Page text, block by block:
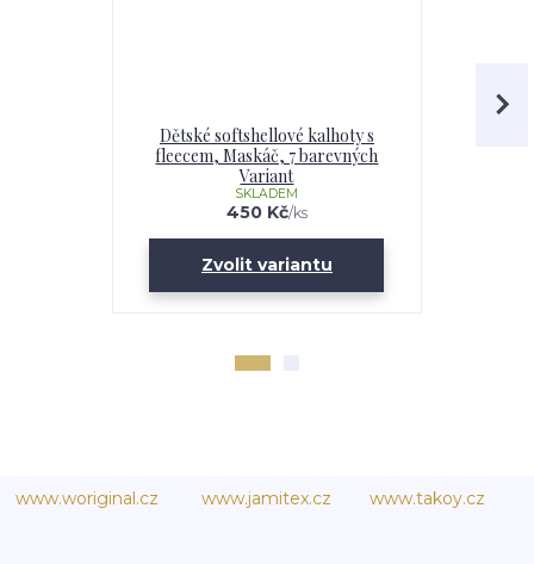
Dětské softshellové kalhoty s
fleecem, Maskáč, 7 barevných
Variant
450 Kč/ks
SKLADEM
Zvolit variantu
www.woriginal.cz www.jamitex.cz www.takoy.cz